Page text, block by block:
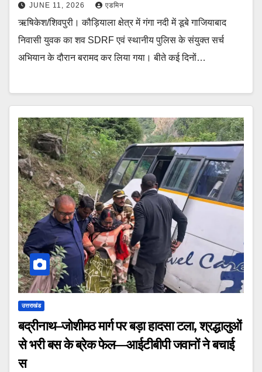
JUNE 11, 2026 एडमिन
ऋषिकेश/शिवपुरी। कौड़ियाला क्षेत्र में गंगा नदी में डूबे गाजियाबाद
निवासी युवक का शव SDRF एवं स्थानीय पुलिस के संयुक्त सर्च
अभियान के दौरान बरामद कर लिया गया। बीते कई दिनों…
उत्तराखंड
बद्रीनाथ–जोशीमठ मार्ग पर बड़ा हादसा टला, श्रद्धालुओं
से भरी बस के ब्रेक फेल—आईटीबीपी जवानों ने बचाई
स